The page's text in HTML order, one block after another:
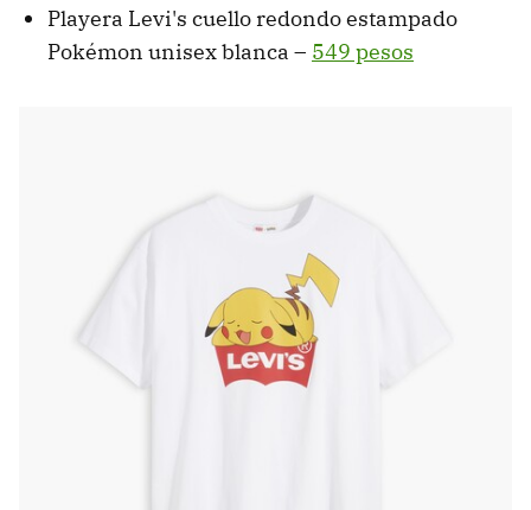
Playera Levi's cuello redondo estampado
Pokémon unisex blanca – 549 pesos